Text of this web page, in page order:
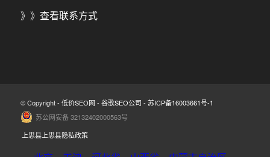
》》 查看联系方式
© Copyright - 低价SEO网 - 谷歌SEO公司 - 苏ICP备16003661号-1
苏公网安备 32132402000563号
上思县上思县隐私政策